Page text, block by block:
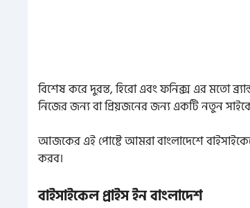
বিশেষ করে দুরন্ত, হিরো এবং ফনিক্স এর মতো
নিজের জন্য বা প্রিয়জনের জন্য একটি নতুন
আজকের এই পোষ্টে আমরা বাংলাদেশে
করব।
বাইসাইকেল প্রাইস ইন বাংলাদেশ